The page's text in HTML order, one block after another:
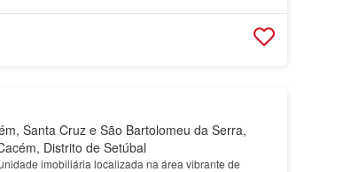
Santa Cruz e São Bartolomeu da Serra,
Distrito de Setúbal
imobiliária localizada na área vibrante de